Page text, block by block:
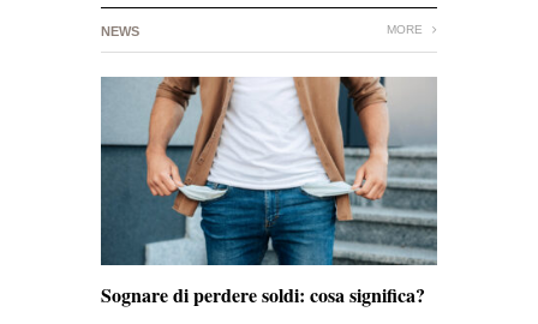
NEWS MORE
Sognare di perdere soldi: cosa significa?